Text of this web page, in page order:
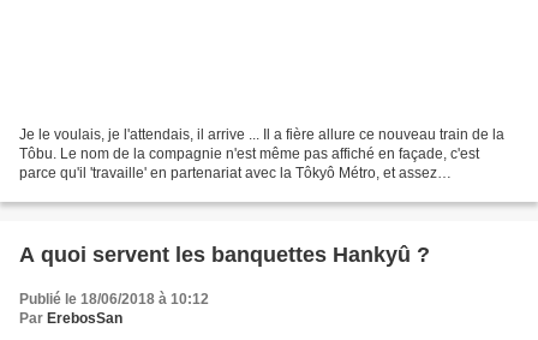
Je le voulais, je l'attendais, il arrive ... Il a fière allure ce nouveau train de la
Tôbu. Le nom de la compagnie n'est même pas affiché en façade, c'est
parce qu'il 'travaille' en partenariat avec la Tôkyô Métro, et assez
A quoi servent les banquettes Hankyû ?
Publié le 18/06/2018 à 10:12
Par ErebosSan